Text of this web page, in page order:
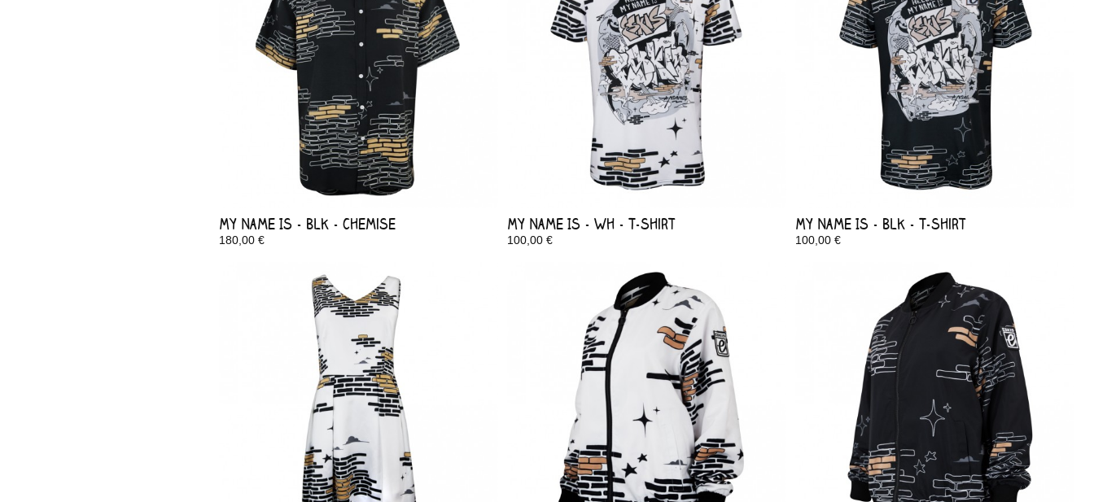
My Name Is - Blk - Chemise
180,00 €
My Name Is - Wh - T-shirt
100,00 €
My Name Is - Blk - T-shirt
100,00 €